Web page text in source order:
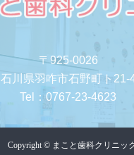
〒925-0026
石川県羽咋市石野町ト21-
Tel： 0767-23-4623
Copyright © まこと歯科クリニッ